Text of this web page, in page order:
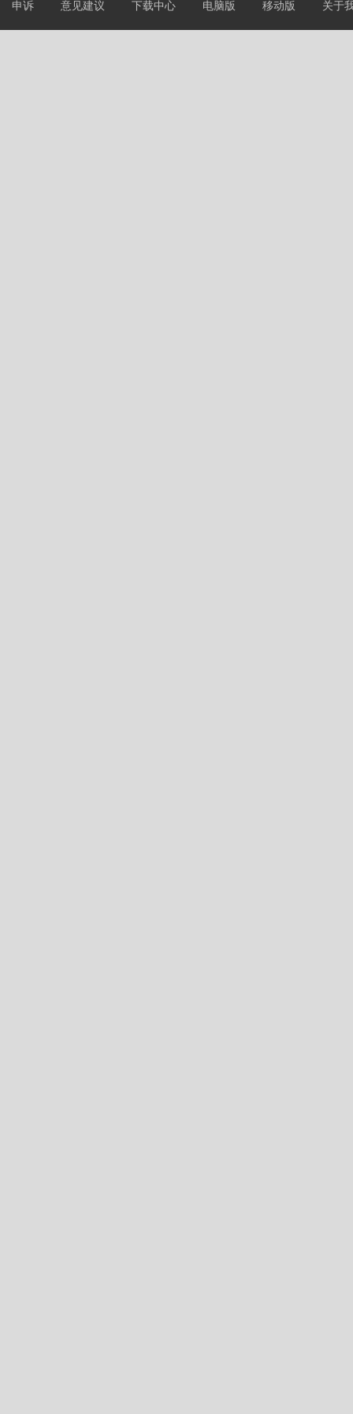
申诉 意见建议 下载中心 电脑版 移动版 关于